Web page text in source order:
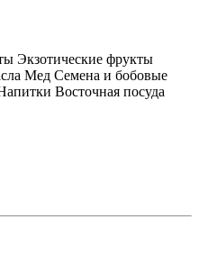
Экзотические фрукты
Мед Семена и бобовые
Восточная посуда